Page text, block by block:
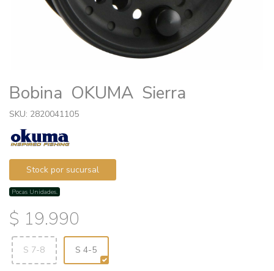
Bobina OKUMA Sierra
SKU: 2820041105
Stock por sucursal
Pocas Unidades.
$ 19.990
S 7-8 S 4-5